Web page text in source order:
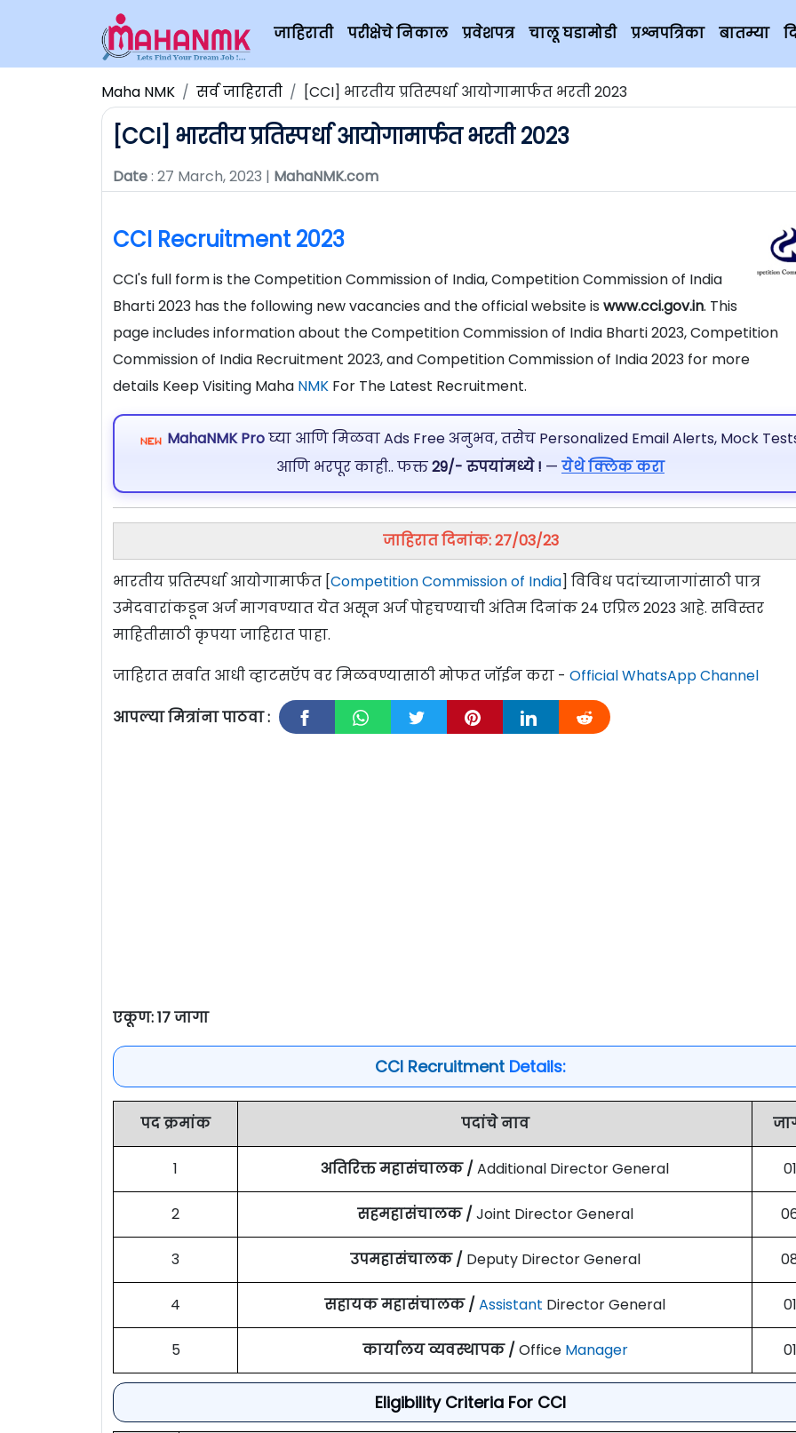
जाहिराती परीक्षेचे निकाल प्रवेशपत्र चालू घडामोडी प्रश्नपत्रिका बातम्या
Maha NMK सर्व जाहिराती [CCI] भारतीय प्रतिस्पर्धा आयोगामार्फत भरती 2023
[CCI] भारतीय प्रतिस्पर्धा आयोगामार्फत भरती 2023
Date: 27 March, 2023 | MahaNMK.com
CCI Recruitment 2023
CCI's full form is the Competition Commission of India, Competition Commission of India
Bharti 2023 has the following new vacancies and the official website is www.cci.gov.in. This
page includes information about the Competition Commission of India Bharti 2023, Competition
Commission of India Recruitment 2023, and Competition Commission of India 2023 for more
details Keep Visiting Maha NMK For The Latest Recruitment.
MahaNMK Proघ्या आणि मिळवा Ads Free अनुभव, तसेच Personalized Email Alerts, Mock
आणि भरपूर काही.. फक्त29/- रुपयांमध्ये ! — येथे क्लिक करा
जाहिरात दिनांक: 27/03/23
भारतीय प्रतिस्पर्धा आयोगामार्फत [Competition Commission of India] विविध पदांच्याजागांसाठी पात्र
उमेदवारांकडून अर्ज मागवण्यात येत असून अर्ज पोहचण्याची अंतिम दिनांक 24 एप्रिल 2023 आहे. सविस्तर
माहितीसाठी कृपया जाहिरात पाहा.
जाहिरात सर्वात आधी व्हाटसऍप वर मिळवण्यासाठी मोफत जॉईन करा - Official WhatsApp Channel
आपल्या मित्रांना पाठवा :
एकूण: 17 जागा
CCI Recruitment Details:
पद क्रमांक पदांचे नाव
1 अतिरिक्त महासंचालक / Additional Director General 01
2 सहमहासंचालक / Joint Director General
3 उपमहासंचालक / Deputy Director General
4 सहायक महासंचालक / Assistant Director General 01
5 कार्यालय व्यवस्थापक / Office Manager 01
Eligibility Criteria For CCI